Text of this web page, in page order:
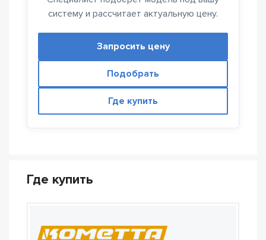
систему и рассчитает актуальную цену.
Запросить цену
Подобрать
Где купить
Где купить